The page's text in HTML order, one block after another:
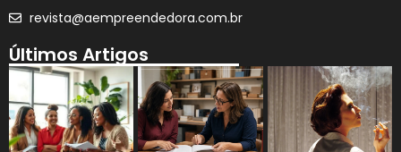
revista@aempreendedora.com.br
Últimos Artigos